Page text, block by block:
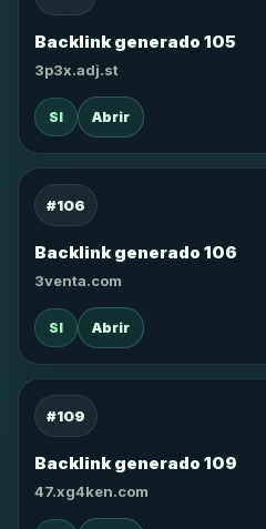
Backlink generado 105
3p3x.adj.st
SI Abrir
#106
Backlink generado 106
3venta.com
SI Abrir
#109
Backlink generado 109
47.xg4ken.com